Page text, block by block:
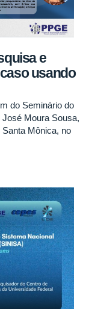
e
usando
do Seminário do
Moura Sousa,
Mônica, no